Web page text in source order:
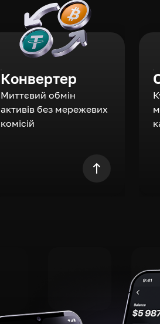
Конвертер
Миттєвий обмін
активів без мережевих
комісій